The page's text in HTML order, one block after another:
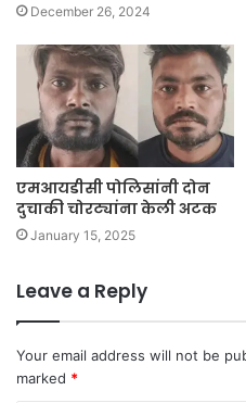
December 26, 2024
एमआयडीसी पोलिसांनी दोन
दुचाकी चोरट्यांना केली अटक
January 15, 2025
Leave a Reply
Your email address will not be
marked *